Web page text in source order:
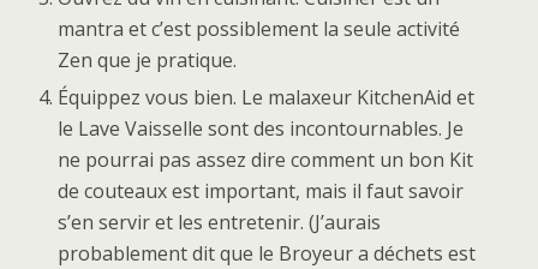
mantra et c’est possiblement la seule activité
Zen que je pratique.
Équippez vous bien. Le malaxeur KitchenAid et
le Lave Vaisselle sont des incontournables. Je
ne pourrai pas assez dire comment un bon Kit
de couteaux est important, mais il faut savoir
s’en servir et les entretenir. (J’aurais
probablement dit que le Broyeur a déchets est